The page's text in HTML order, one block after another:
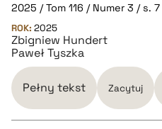
2025 / Tom 116 / Numer 3 / s.
ROK: 2025
Zbigniew Hundert
Paweł Tyszka
Pełny tekst Zacytuj